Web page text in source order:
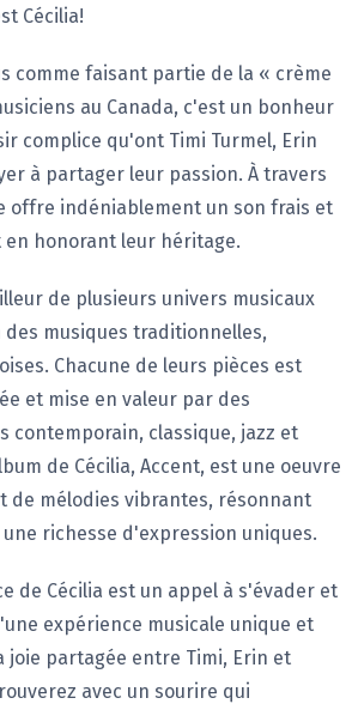
Cécilia!
comme faisant partie de la « crème
au Canada, c'est un bonheur
complice qu'ont Timi Turmel, Erin
à partager leur passion. À travers
offre indéniablement un son frais et
honorant leur héritage.
de plusieurs univers musicaux
musiques traditionnelles,
Chacune de leurs pièces est
et mise en valeur par des
contemporain, classique, jazz et
de Cécilia, Accent, est une oeuvre
de mélodies vibrantes, résonnant
richesse d'expression uniques.
de Cécilia est un appel à s'évader et
expérience musicale unique et
joie partagée entre Timi, Erin et
avec un sourire qui